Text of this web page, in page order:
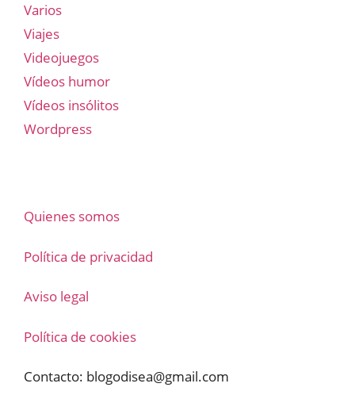
Varios
Viajes
Videojuegos
Vídeos humor
Vídeos insólitos
Wordpress
Quienes somos
Política de privacidad
Aviso legal
Política de cookies
Contacto: blogodisea@gmail.com